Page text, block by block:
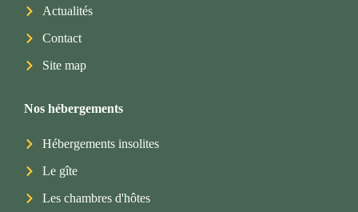
Actualités
Contact
Site map
Nos hébergements
Hébergements insolites
Le gîte
Les chambres d'hôtes